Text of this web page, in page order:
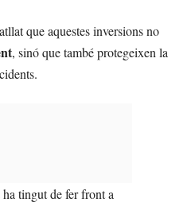
que aquestes inversions no
, sinó que també protegeixen la
tingut de fer front a